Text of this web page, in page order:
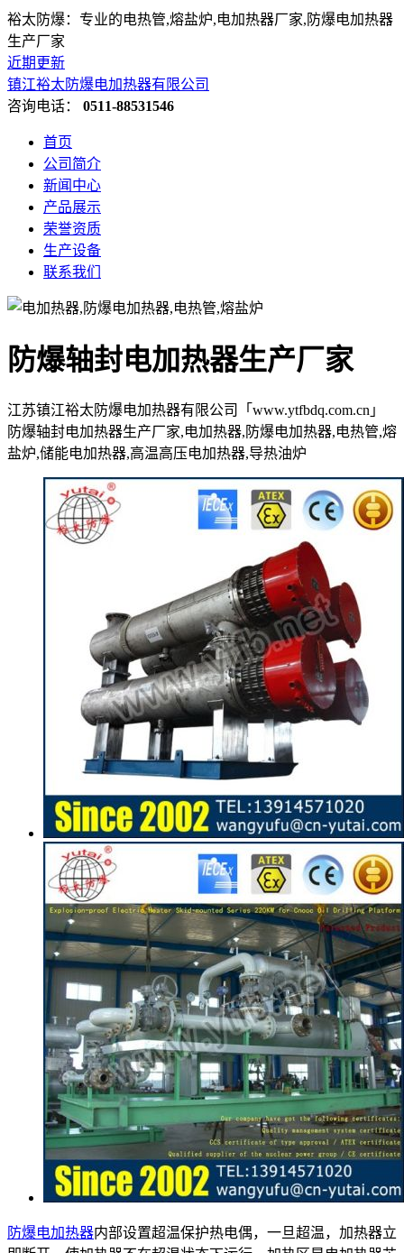
裕太防爆：专业的电热管,熔盐炉,电加热器厂家,防爆电加热器
生产厂家
近期更新
镇江裕太防爆电加热器有限公司
咨询电话： 0511-88531546
首页
公司简介
新闻中心
产品展示
荣誉资质
生产设备
联系我们
防爆轴封电加热器生产厂家
江苏镇江裕太防爆电加热器有限公司「www.ytfbdq.com.cn」
防爆轴封电加热器生产厂家,电加热器,防爆电加热器,电热管,熔
盐炉,储能电加热器,高温高压电加热器,导热油炉
防爆电加热器内部设置超温保护热电偶，一旦超温，加热器立